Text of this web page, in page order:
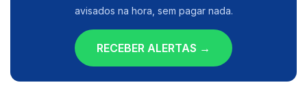
avisados na hora, sem pagar nada.
RECEBER ALERTAS →